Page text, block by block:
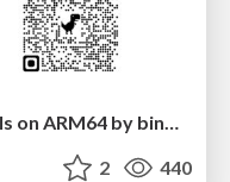
svc-hook: hooking system calls on ARM64 by binary rewriting
2 440